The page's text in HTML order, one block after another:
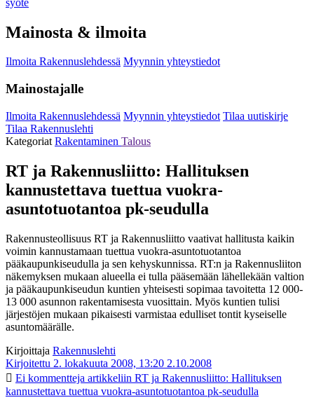
Mainosta & ilmoita
Ilmoita Rakennuslehdessä Myynnin yhteystiedot
Mainostajalle
Ilmoita Rakennuslehdessä Myynnin yhteystiedot Tilaa uutiskirje
Tilaa Rakennuslehti
Kategoriat Rakentaminen Talous
RT ja Rakennusliitto: Hallituksen
kannustettava tuettua vuokra-
asuntotuotantoa pk-seudulla
Rakennusteollisuus RT ja Rakennusliitto vaativat hallitusta kaikin
voimin kannustamaan tuettua vuokra-asuntotuotantoa
pääkaupunkiseudulla ja sen kehyskunnissa. RT:n ja Rakennusliiton
näkemyksen mukaan alueella ei tulla pääsemään lähellekään valtion
ja pääkaupunkiseudun kuntien yhteisesti sopimaa tavoitetta 12 000-
13 000 asunnon rakentamisesta vuosittain. Myös kuntien tulisi
järjestöjen mukaan pikaisesti varmistaa edulliset tontit kyseiselle
asuntomäärälle.
Kirjoittaja Rakennuslehti
Kirjoitettu 2. lokakuuta 2008, 13:20 2.10.2008
Ei kommentteja artikkeliin RT ja Rakennusliitto: Hallituksen
kannustettava tuettua vuokra-asuntotuotantoa pk-seudulla